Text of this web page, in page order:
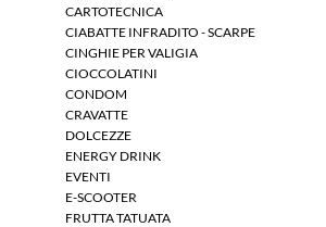
CARTOTECNICA
CIABATTE INFRADITO - SCARPE
CINGHIE PER VALIGIA
CIOCCOLATINI
CONDOM
CRAVATTE
DOLCEZZE
ENERGY DRINK
EVENTI
E-SCOOTER
FRUTTA TATUATA